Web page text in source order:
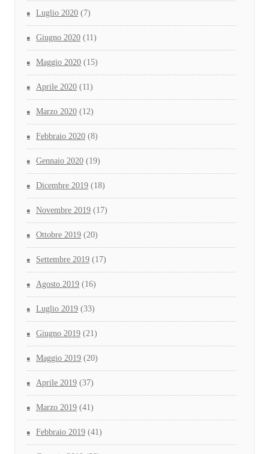
Luglio 2020 (7)
Giugno 2020 (11)
Maggio 2020 (15)
Aprile 2020 (11)
Marzo 2020 (12)
Febbraio 2020 (8)
Gennaio 2020 (19)
Dicembre 2019 (18)
Novembre 2019 (17)
Ottobre 2019 (20)
Settembre 2019 (17)
Agosto 2019 (16)
Luglio 2019 (33)
Giugno 2019 (21)
Maggio 2019 (20)
Aprile 2019 (37)
Marzo 2019 (41)
Febbraio 2019 (41)